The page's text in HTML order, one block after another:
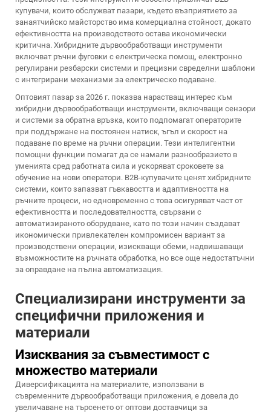
купувачи, които обслужват пазари, където възприятието за
занаятчийско майсторство има комерциална стойност, докато
ефективността на производството остава икономически
критична. Хибридните дървообработващи инструменти
включват ръчни фуговки с електрическа помощ, електронно
регулирани резбарски системи и прецизни свределни шаблони
с интегрирани механизми за електрическо подаване.
Оптовият пазар за 2026 г. показва нарастващ интерес към
хибридни дървообработващи инструменти, включващи сензори
и системи за обратна връзка, които подпомагат операторите
при поддържане на постоянен натиск, ъгъл и скорост на
подаване по време на ръчни операции. Тези интелигентни
помощни функции помагат да се намали разнообразието в
уменията сред работната сила и ускоряват сроковете за
обучение на нови оператори. B2B-купувачите ценят хибридните
системи, които запазват гъвкавостта и адаптивността на
ръчните процеси, но едновременно с това осигуряват част от
ефективността и последователността, свързани с
автоматизираното оборудване, като по този начин създават
икономически привлекателен компромисен вариант за
производствени операции, изискващи обеми, надвишаващи
възможностите на ръчната обработка, но все още недостатъчни
за оправдане на пълна автоматизация.
Специализирани инструменти за
специфични приложения и
материали
Изисквания за съвместимост с
множество материали
Диверсификацията на материалите, използвани в
съвременните дървообработващи приложения, е довела до
увеличаване на търсенето от оптови доставчици за